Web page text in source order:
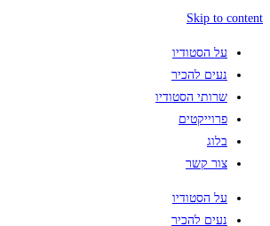
Skip to content
על הסטודיו
נעים להכיר
שרותי הסטודיו
פרוייקטים
בלוג
צור קשר
על הסטודיו
נעים להכיר